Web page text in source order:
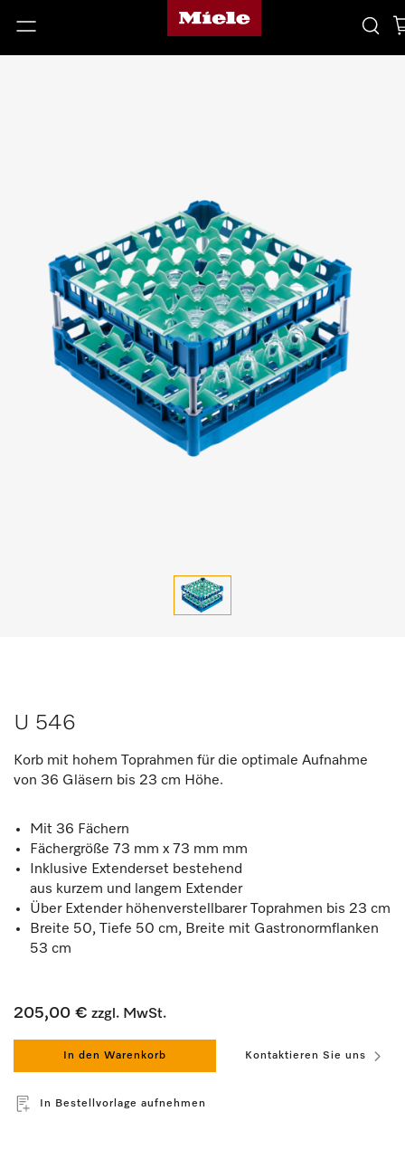
U 546
Korb mit hohem Toprahmen für die optimale Aufnahme
von 36 Gläsern bis 23 cm Höhe.
Mit 36 Fächern
Fächergröße 73 mm x 73 mm mm
Inklusive Extenderset bestehend
aus kurzem und langem Extender
Über Extender höhenverstellbarer Toprahmen bis 23 cm
Breite 50, Tiefe 50 cm, Breite mit Gastronormflanken
53 cm
205,00 € zzgl. MwSt.
In den Warenkorb Kontaktieren Sie uns
In Bestellvorlage aufnehmen